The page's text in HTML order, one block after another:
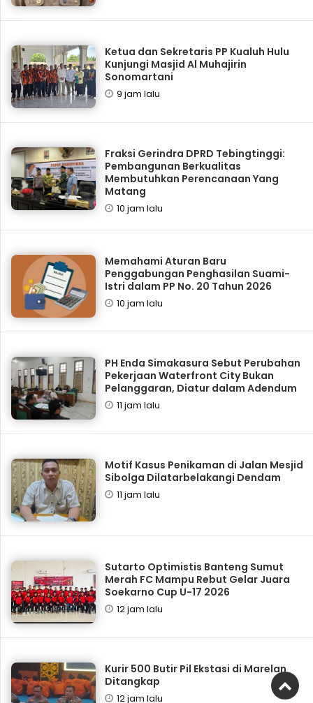
Ketua dan Sekretaris PP Kualuh Hulu
Kunjungi Masjid Al Muhajirin
Sonomartani
9 jam lalu
Fraksi Gerindra DPRD Tebingtinggi:
Pembangunan Berkualitas
Membutuhkan Perencanaan Yang
Matang
10 jam lalu
Memahami Aturan Baru
Penggabungan Penghasilan Suami-
Istri dalam PP No. 20 Tahun 2026
10 jam lalu
PH Enda Simakasura Sebut Perubahan
Pekerjaan Waterfront City Bukan
Pelanggaran, Diatur dalam Adendum
11 jam lalu
Motif Kasus Penikaman di Jalan Mesjid
Sibolga Dilatarbelakangi Dendam
11 jam lalu
Sutarto Optimistis Banteng Sumut
Merah FC Mampu Rebut Gelar Juara
Soekarno Cup U-17 2026
12 jam lalu
Kurir 500 Butir Pil Ekstasi di Marelan
Ditangkap
12 jam lalu